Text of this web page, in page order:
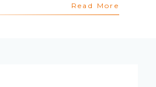
Read More